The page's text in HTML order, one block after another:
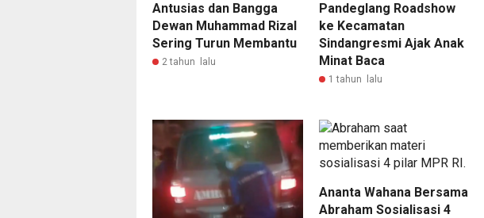
Antusias dan Bangga
Dewan Muhammad Rizal
Sering Turun Membantu
2 tahun lalu
Pandeglang Roadshow
ke Kecamatan
Sindangresmi Ajak Anak
Minat Baca
1 tahun lalu
Ananta Wahana Bersama
Abraham Sosialisasi 4